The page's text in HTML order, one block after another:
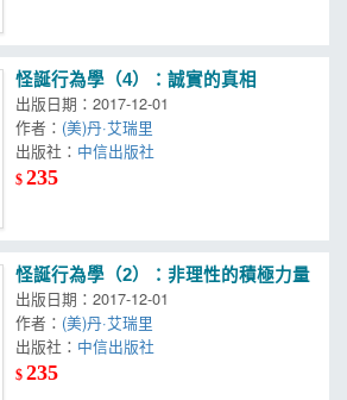
怪誕行為學（4）：誠實的真相
出版日期：2017-12-01
作者： (美)丹·艾瑞里
出版社： 中信出版社
$235
怪誕行為學（2）：非理性的積極力量
出版日期：2017-12-01
作者： (美)丹·艾瑞里
出版社： 中信出版社
$235